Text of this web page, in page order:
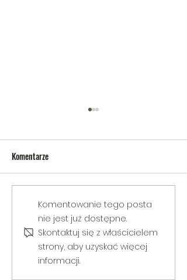
V Gminny Turniej Szachowy o
Puchar Burmistrza Bełżyc
Komentarze
Komentowanie tego posta
nie jest już dostępne.
Skontaktuj się z właścicielem
strony, aby uzyskać więcej
informacji.